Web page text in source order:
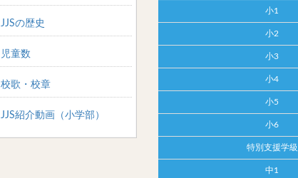
小1
小2
小3
小4
小5
小6
特別支援学級
中1
JJSの歴史
児童数
校歌・校章
JJS紹介動画（小学部）